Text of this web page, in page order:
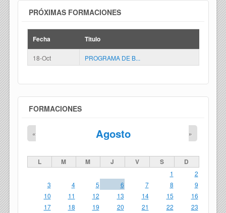
PRÓXIMAS FORMACIONES
Fecha Titulo
18-Oct PROGRAMA DE B...
FORMACIONES
Agosto
« »
L M M J V S D
1
2
3
4 5 6 7 8
9
10
11 12 13 14 15
16
17
18 19 20 21 22
23